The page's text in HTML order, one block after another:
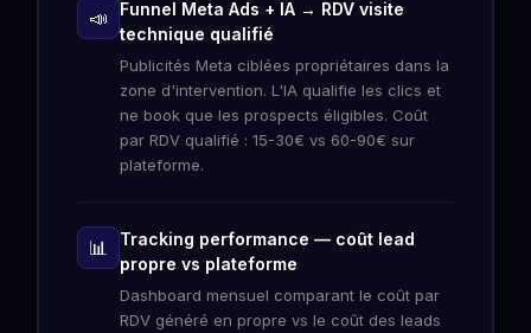
📣
Funnel Meta Ads + IA → RDV visite
technique qualifié
Publicités Meta ciblées propriétaires dans la
zone d'intervention. L'IA qualifie les clics et
ne book que les prospects éligibles. Coût
par RDV qualifié : 15-30€ vs 60-90€ sur
plateforme.
📊
Tracking performance — coût lead
propre vs plateforme
Dashboard mensuel comparant le coût par
RDV généré en propre vs le coût des leads